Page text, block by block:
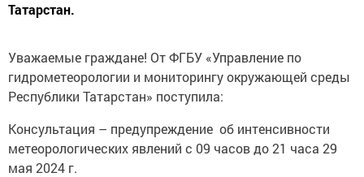
Татарстан.
Уважаемые граждане! От ФГБУ «Управление по
гидрометеорологии и мониторингу окружающей среды
Республики Татарстан» поступила:
Консультация – предупреждение об интенсивности
метеорологических явлений с 09 часов до 21 часа 29
мая 2024 г.